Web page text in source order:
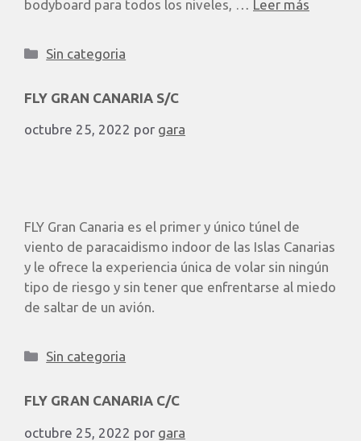
bodyboard para todos los niveles, … Leer más
Sin categoria
FLY GRAN CANARIA S/C
octubre 25, 2022 por gara
FLY Gran Canaria es el primer y único túnel de
viento de paracaidismo indoor de las Islas Canarias
y le ofrece la experiencia única de volar sin ningún
tipo de riesgo y sin tener que enfrentarse al miedo
de saltar de un avión.
Sin categoria
FLY GRAN CANARIA C/C
octubre 25, 2022 por gara